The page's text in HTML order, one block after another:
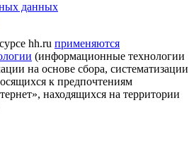
данных
hh.ru применяются
(информационные технологии
на основе сбора, систематизации
к предпочтениям
находящихся на территории